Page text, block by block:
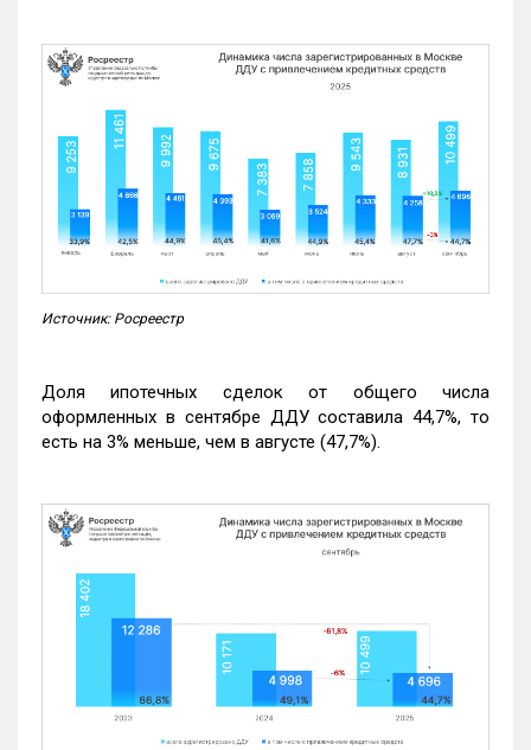
Источник: Росреестр
Доля ипотечных сделок от общего числа
оформленных в сентябре ДДУ составила 44,7%, то
есть на 3% меньше, чем в августе (47,7%).